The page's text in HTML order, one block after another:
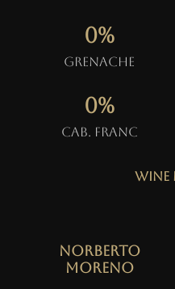
Grenache
0%
Cab. Franc
0%
Wine
Norberto
Moreno